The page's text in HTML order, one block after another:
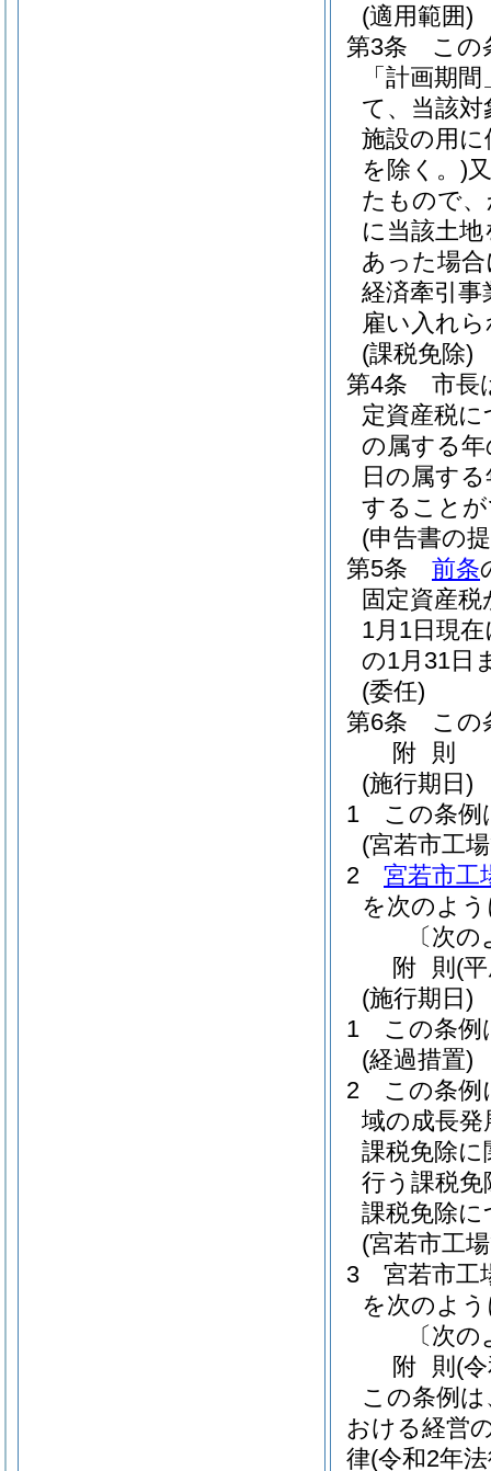
(適用範囲)
第3条
この
「計画期
て、当該
施設の用
を除く。)
たもので
に当該土
あった場
経済牽引
雇い入れ
(課税免除)
第4条
市長
定資産税
の属する
日の属す
すること
(申告書の
第5条
前条
固定資産
1月1日現
の1月31日
(委任)
第6条
この
附 則
(施行期日)
1
この条例
(宮若市工
2
宮若市工
を次のよ
〔次
附 則 (
(施行期日)
1
この条例
(経過措置)
2
この条例
域の成長
課税免除
行う課税
課税免除
(宮若市工
3
宮若市工
を次のよ
〔次
附 則 (
この条例
おける経営
律(令和2年